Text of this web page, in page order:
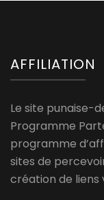
AFFILIATION
Le site punaise-
Programme
programme
sites de
création de liens